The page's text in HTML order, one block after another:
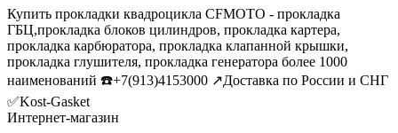
Купить прокладки квадроцикла СFMOTO - прокладка
ГБЦ,прокладка блоков цилиндров, прокладка картера,
прокладка карбюратора, прокладка клапанной крышки,
прокладка глушителя, прокладка генератора более 1000
наименований ☎️+7(913)4153000 ↗️Доставка по России и СНГ
✅Kost-Gasket
Интернет-магазин